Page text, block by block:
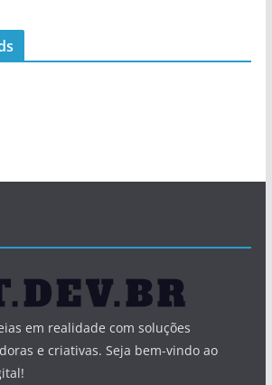
em realidade com soluções
e criativas. Seja bem-vindo ao